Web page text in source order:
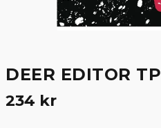
DEER EDITOR TP
234 kr